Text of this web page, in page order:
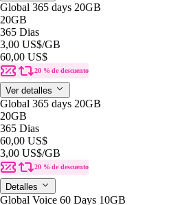
Global 365 days 20GB
20GB
365 Dias
3,00 US$/GB
60,00 US$
20 % de descuento
Ver detalles
Global 365 days 20GB
20GB
365 Dias
60,00 US$
3,00 US$/GB
20 % de descuento
Detalles
Global Voice 60 Days 10GB